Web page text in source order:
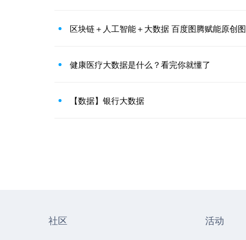
区块链＋人工智能＋大数据 百度图腾赋能原创
健康医疗大数据是什么？看完你就懂了
【数据】银行大数据
社区 活动